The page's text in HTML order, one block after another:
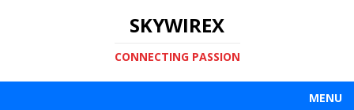
SKYWIREX
CONNECTING PASSION
MENU